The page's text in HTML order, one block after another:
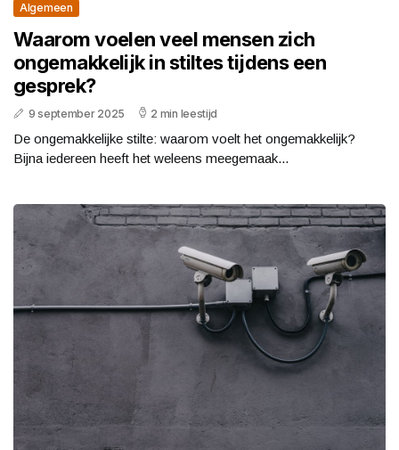
Algemeen
Waarom voelen veel mensen zich
ongemakkelijk in stiltes tijdens een
gesprek?
9 september 2025 2 min leestijd
De ongemakkelijke stilte: waarom voelt het ongemakkelijk?
Bijna iedereen heeft het weleens meegemaak...